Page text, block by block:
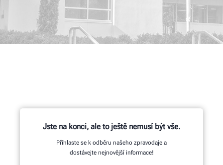
Jste na konci, ale to ještě nemusí být vše.
Přihlaste se k odběru našeho zpravodaje a
dostávejte nejnovější informace!